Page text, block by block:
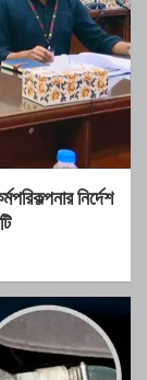
নির্দেশ